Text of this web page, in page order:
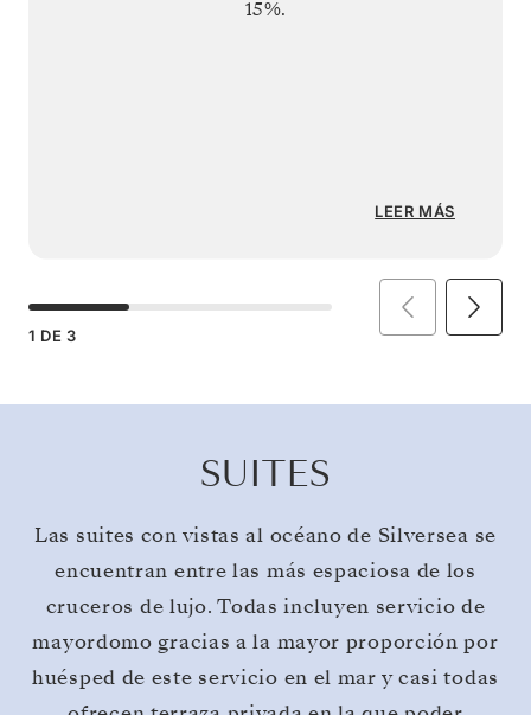
15%.
LEER MÁS
1 DE 3
SUITES
Las suites con vistas al océano de Silversea se
encuentran entre las más espaciosa de los
cruceros de lujo. Todas incluyen servicio de
mayordomo gracias a la mayor proporción por
huésped de este servicio en el mar y casi todas